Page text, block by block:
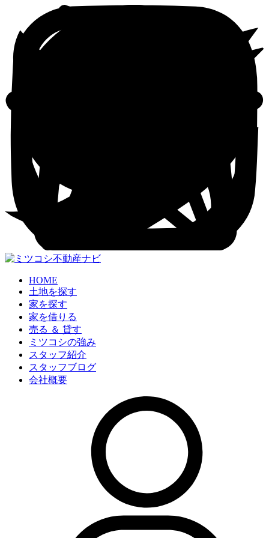
HOME
土地を探す
家を探す
家を借りる
売る ＆ 貸す
ミツコシの強み
スタッフ紹介
スタッフブログ
会社概要